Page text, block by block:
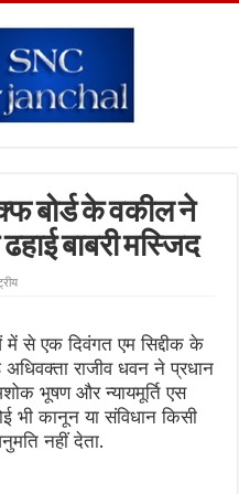
बोर्ड के वकील ने
ढहाई बाबरी मस्जिद
से एक दिवंगत एम सिद्दीक के
राजीव धवन ने प्रधान
भूषण और न्यायमूर्ति एस
भी कानून या संविधान किसी
नहीं देता.